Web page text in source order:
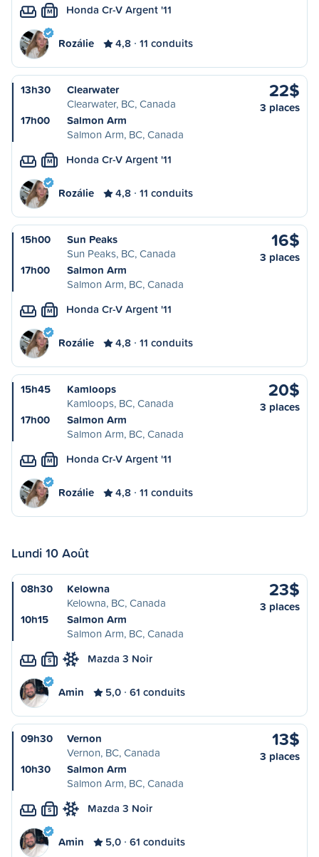
M Honda Cr-V Argent '11
Rozálie 4,8 11 conduits
13h30
Clearwater
Clearwater, BC, Canada
17h00
Salmon Arm
Salmon Arm, BC, Canada
22$
3 places
M Honda Cr-V Argent '11
Rozálie 4,8 11 conduits
15h00
Sun Peaks
Sun Peaks, BC, Canada
17h00
Salmon Arm
Salmon Arm, BC, Canada
16$
3 places
M Honda Cr-V Argent '11
Rozálie 4,8 11 conduits
15h45
Kamloops
Kamloops, BC, Canada
17h00
Salmon Arm
Salmon Arm, BC, Canada
20$
3 places
M Honda Cr-V Argent '11
Rozálie 4,8 11 conduits
Lundi 10 Août
08h30
Kelowna
Kelowna, BC, Canada
10h15
Salmon Arm
Salmon Arm, BC, Canada
23$
3 places
S Mazda 3 Noir
Amin 5,0 61 conduits
09h30
Vernon
Vernon, BC, Canada
10h30
Salmon Arm
Salmon Arm, BC, Canada
13$
3 places
S Mazda 3 Noir
Amin 5,0 61 conduits